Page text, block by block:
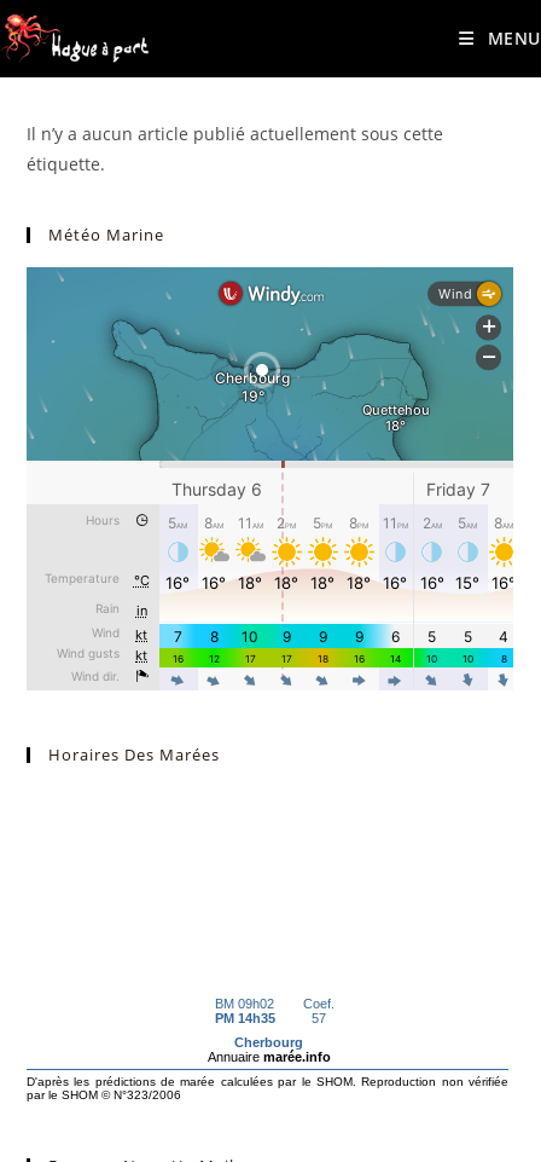
principal
Skip
to
content
MENU
Il n’y a aucun article publié actuellement sous cette
étiquette.
Météo Marine
Horaires Des Marées